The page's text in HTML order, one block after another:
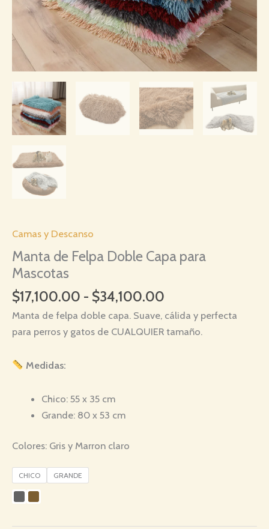
Camas y Descanso
Manta de Felpa Doble Capa para
Mascotas
$17,100.00 - $34,100.00
de
precios:
Manta de felpa doble capa. Suave, cálida y perfecta
para perros y gatos de CUALQUIER tamaño.
Medidas:
Chico: 55 x 35 cm
Grande: 80 x 53 cm
Colores: Gris y Marron claro
CHICO GRANDE